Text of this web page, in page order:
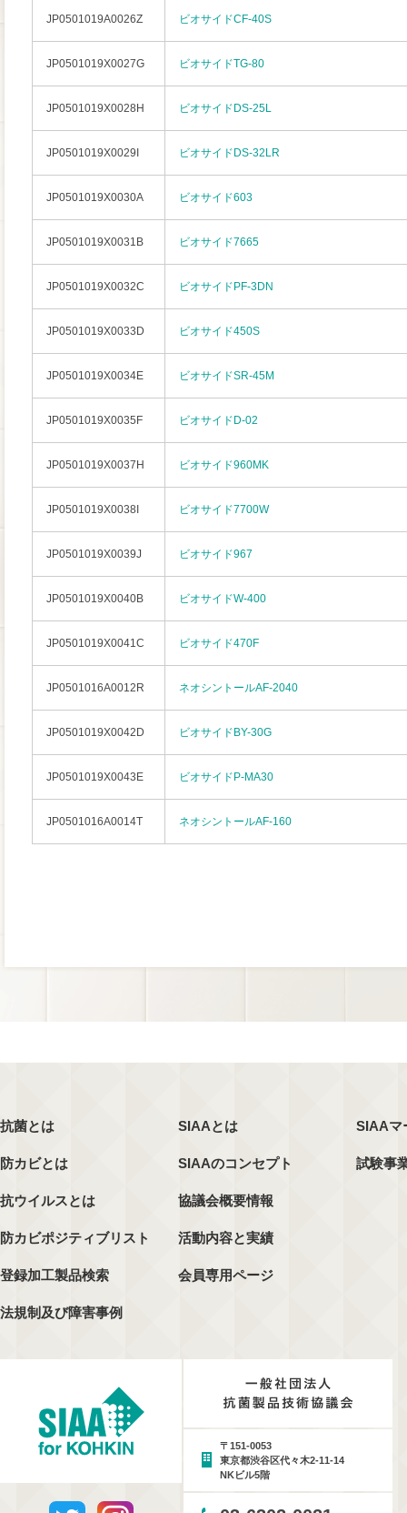
JP0501019A0026Z ビオサイドCF-40S
JP0501019X0027G ビオサイドTG-80
JP0501019X0028H ビオサイドDS-25L
JP0501019X0029I ビオサイドDS-32LR
JP0501019X0030A ビオサイド603
JP0501019X0031B ビオサイド7665
JP0501019X0032C ビオサイドPF-3DN
JP0501019X0033D ビオサイド450S
JP0501019X0034E ビオサイドSR-45M
JP0501019X0035F ビオサイドD-02
JP0501019X0037H ビオサイド960MK
JP0501019X0038I ビオサイド7700W
JP0501019X0039J ビオサイド967
JP0501019X0040B ビオサイドW-400
JP0501019X0041C ビオサイド470F
JP0501016A0012R ネオシントールAF-2040
JP0501019X0042D ビオサイドBY-30G
JP0501019X0043E ビオサイドP-MA30
JP0501016A0014T ネオシントールAF-160
抗菌とは
防カビとは
抗ウイルスとは
防カビポジティブリスト
登録加工製品検索
法規制及び障害事例
SIAAとは
SIAAのコンセプト
協議会概要情報
活動内容と実績
会員専用ページ
SIAAマ
試験事
〒151-0053
東京都渋谷区代々木2-11-14
NKビル5階